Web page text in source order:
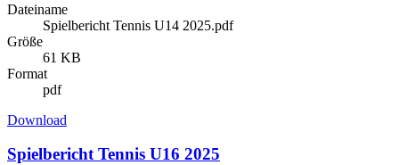
Dateiname
Spielbericht Tennis U14 2025.pdf
Größe
61 KB
Format
pdf
Download
Spielbericht Tennis U16 2025